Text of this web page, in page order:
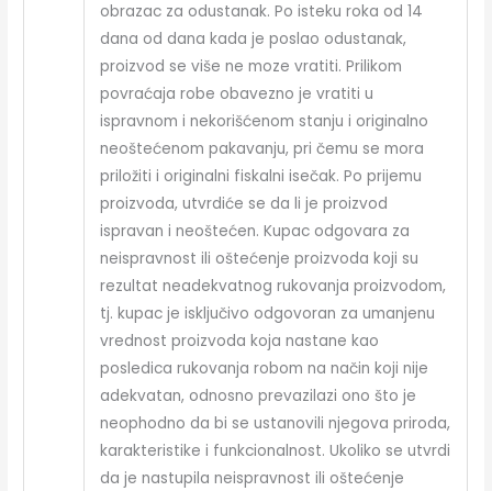
obrazac za odustanak. Po isteku roka od 14
dana od dana kada je poslao odustanak,
proizvod se više ne moze vratiti. Prilikom
povraćaja robe obavezno je vratiti u
ispravnom i nekorišćenom stanju i originalno
neoštećenom pakavanju, pri čemu se mora
priložiti i originalni fiskalni isečak. Po prijemu
proizvoda, utvrdiće se da li je proizvod
ispravan i neoštećen. Kupac odgovara za
neispravnost ili oštećenje proizvoda koji su
rezultat neadekvatnog rukovanja proizvodom,
tj. kupac je isključivo odgovoran za umanjenu
vrednost proizvoda koja nastane kao
posledica rukovanja robom na način koji nije
adekvatan, odnosno prevazilazi ono što je
neophodno da bi se ustanovili njegova priroda,
karakteristike i funkcionalnost. Ukoliko se utvrdi
da je nastupila neispravnost ili oštećenje